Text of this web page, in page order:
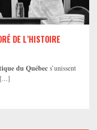
DE L’HISTOIRE
du Québec s’unissent
[...]